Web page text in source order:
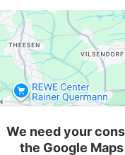
We need your
the Google